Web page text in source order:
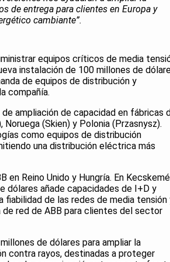
de entrega para clientes en Europa y
cambiante”.
equipos críticos de media
instalación de 100 millones de
de equipos de distribución y
compañía.
ampliación de capacidad en fábricas
Noruega (Skien) y Polonia (Przasnysz).
como equipos de distribución
una distribución eléctrica más
en Reino Unido y Hungría. En
dólares añade capacidades de I+D y
de las redes de media tensión
de red de ABB para clientes del sector
de dólares para ampliar la
contra rayos, destinadas a proteger